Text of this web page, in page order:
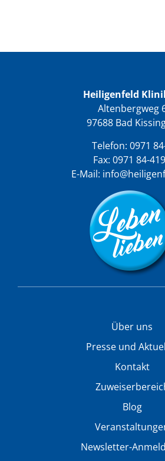
Heiligenfeld
Altenbergweg
97688 Bad
Telefon: 0971
Fax: 0971 84-
E-Mail:
Über uns
Presse und
Kontakt
Blog
Newsletter-